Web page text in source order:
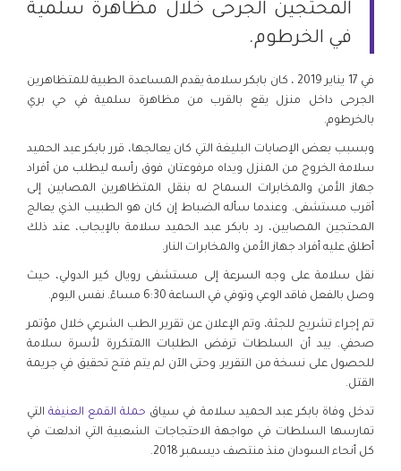
المحتجين الجرحى خلال مظاهرة سلمية
في الخرطوم.
في 17 يناير 2019 ، كان بابكر سلامة يقدم المساعدة الطبية للمتظاهرين
الجرحى داخل منزل يقع بالقرب من مظاهرة سلمية في حي بري
بالخرطوم.
وبسبب بعض الإصابات البليغة التي كان يعالجها، قرر بابكر عبد الحميد
سلامة الخروج من المنزل ويداه مرفوعتان فوق رأسه ليطلب من أفراد
جهاز الأمن والمخابرات السماح له بنقل المتظاهرين المصابين إلى
أقرب مستشفى. وعندما سأله الضباط إن كان هو الطبيب الذي يعالج
المحتجين المصابين، رد بابكر عبد الحميد سلامة بالإيجاب، عند ذلك
أطلق عليه أفراد جهاز الأمن والمخابرات النار.
نقل سلامة على وجه السرعة إلى مستشفى رويال كير الدولي، حيث
وصل بالفعل فاقد الوعي وتوفي في الساعة 6:30 مساءً. نفس اليوم.
تم إجراء تشريح للجثة، وتم الإعلان عن تقرير الطب الشرعي خلال مؤتمر
صحفي. بيد أن السلطات ترفض الطلبات االمتكررة لأسرة سلامة
للحصول على نسخة من التقرير. وحتى الآن لم يتم فتح تحقيق في جريمة
القتل.
تدخل وفاة بابكر عبد الحميد سلامة في سياق حملة القمع العنيفةالتي
تمارسها السلطات في مواجهة الاحتجاجات الشعبية التي اندلعت في
كل أنحاء السودان منذ منتصف ديسمبر 2018.